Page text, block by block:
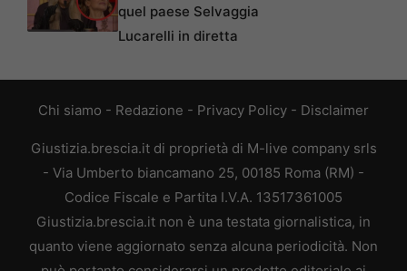
quel paese Selvaggia
Lucarelli in diretta
Chi siamo - Redazione - Privacy Policy - Disclaimer
Giustizia.brescia.it di proprietà di M-live company srls
- Via Umberto biancamano 25, 00185 Roma (RM) -
Codice Fiscale e Partita I.V.A. 13517361005
Giustizia.brescia.it non è una testata giornalistica, in
quanto viene aggiornato senza alcuna periodicità. Non